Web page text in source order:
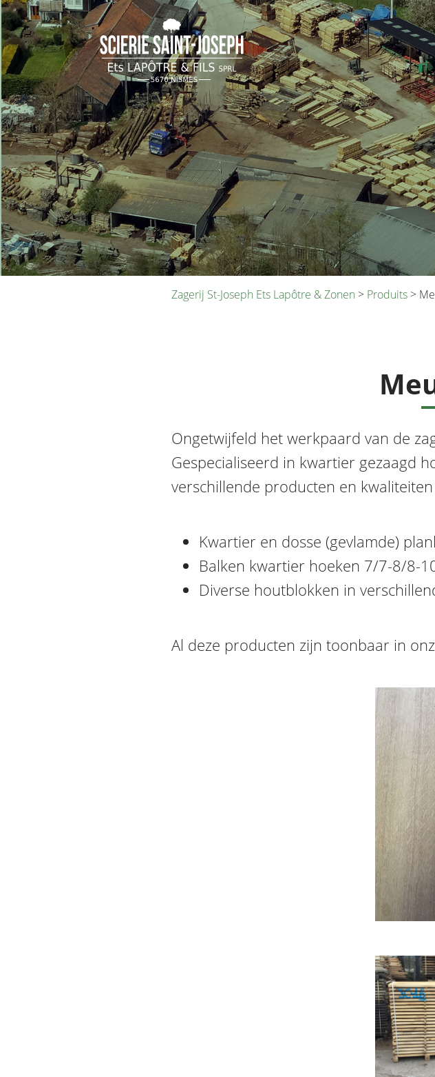
Zagerij St-Joseph Ets Lapôtre & Zonen > Produits >
Ongetwijfeld het werkpaard van de
Gespecialiseerd in kwartier gezaagd
verschillende producten en
Kwartier en dosse (gevlamde)
Balken kwartier hoeken 7/7-8/8-
Diverse houtblokken in
Al deze producten zijn toonbaar in